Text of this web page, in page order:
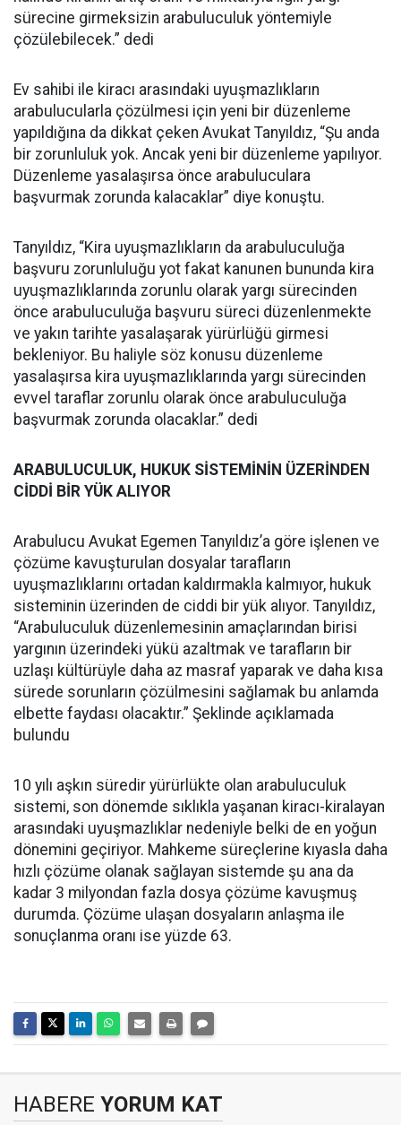
sürecine girmeksizin arabuluculuk yöntemiyle
çözülebilecek.” dedi
Ev sahibi ile kiracı arasındaki uyuşmazlıkların
arabulucularla çözülmesi için yeni bir düzenleme
yapıldığına da dikkat çeken Avukat Tanyıldız, “Şu anda
bir zorunluluk yok. Ancak yeni bir düzenleme yapılıyor.
Düzenleme yasalaşırsa önce arabuluculara
başvurmak zorunda kalacaklar” diye konuştu.
Tanyıldız, “Kira uyuşmazlıkların da arabuluculuğa
başvuru zorunluluğu yot fakat kanunen bununda kira
uyuşmazlıklarında zorunlu olarak yargı sürecinden
önce arabuluculuğa başvuru süreci düzenlenmekte
ve yakın tarihte yasalaşarak yürürlüğü girmesi
bekleniyor. Bu haliyle söz konusu düzenleme
yasalaşırsa kira uyuşmazlıklarında yargı sürecinden
evvel taraflar zorunlu olarak önce arabuluculuğa
başvurmak zorunda olacaklar.” dedi
ARABULUCULUK, HUKUK SİSTEMİNİN ÜZERİNDEN
CİDDİ BİR YÜK ALIYOR
Arabulucu Avukat Egemen Tanyıldız’a göre işlenen ve
çözüme kavuşturulan dosyalar tarafların
uyuşmazlıklarını ortadan kaldırmakla kalmıyor, hukuk
sisteminin üzerinden de ciddi bir yük alıyor. Tanyıldız,
“Arabuluculuk düzenlemesinin amaçlarından birisi
yargının üzerindeki yükü azaltmak ve tarafların bir
uzlaşı kültürüyle daha az masraf yaparak ve daha kısa
sürede sorunların çözülmesini sağlamak bu anlamda
elbette faydası olacaktır.” Şeklinde açıklamada
bulundu
10 yılı aşkın süredir yürürlükte olan arabuluculuk
sistemi, son dönemde sıklıkla yaşanan kiracı-kiralayan
arasındaki uyuşmazlıklar nedeniyle belki de en yoğun
dönemini geçiriyor. Mahkeme süreçlerine kıyasla daha
hızlı çözüme olanak sağlayan sistemde şu ana da
kadar 3 milyondan fazla dosya çözüme kavuşmuş
durumda. Çözüme ulaşan dosyaların anlaşma ile
sonuçlanma oranı ise yüzde 63.
HABERE YORUM KAT